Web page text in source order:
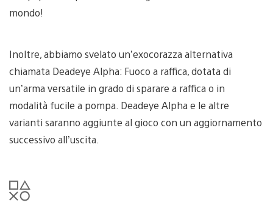
mondo!
Inoltre, abbiamo svelato un’exocorazza alternativa
chiamata Deadeye Alpha: Fuoco a raffica, dotata di
un’arma versatile in grado di sparare a raffica o in
modalità fucile a pompa. Deadeye Alpha e le altre
varianti saranno aggiunte al gioco con un aggiornamento
successivo all’uscita.